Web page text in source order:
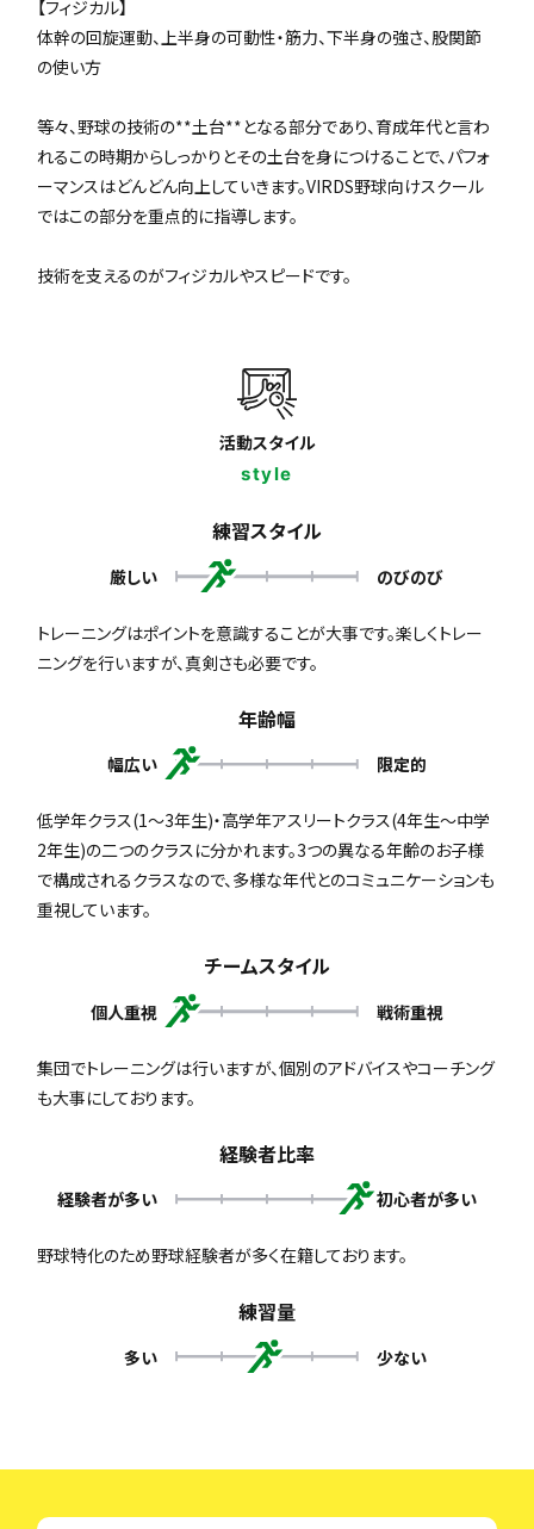
【フィジカル】
体幹の回旋運動、上半身の可動性・筋力、下半身の強さ、股関節
の使い方
等々、野球の技術の**土台**となる部分であり、育成年代と言わ
れるこの時期からしっかりとその土台を身につけることで、パフォ
ーマンスはどんどん向上していきます。VIRDS野球向けスクール
ではこの部分を重点的に指導します。
技術を支えるのがフィジカルやスピードです。
活動スタイル
style
練習スタイル
厳しい のびのび
トレーニングはポイントを意識することが大事です。楽しくトレー
ニングを行いますが、真剣さも必要です。
年齢幅
幅広い 限定的
低学年クラス(1～3年生)・高学年アスリートクラス(4年生～中学
2年生)の二つのクラスに分かれます。3つの異なる年齢のお子様
で構成されるクラスなので、多様な年代とのコミュニケーションも
重視しています。
チームスタイル
個人重視 戦術重視
集団でトレーニングは行いますが、個別のアドバイスやコーチング
も大事にしております。
経験者比率
経験者が多い 初心者が多い
野球特化のため野球経験者が多く在籍しております。
練習量
多い 少ない